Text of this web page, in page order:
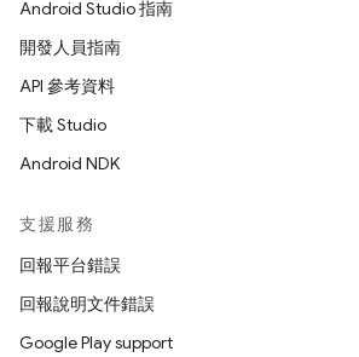
Android Studio 指南
開發人員指南
API 參考資料
下載 Studio
Android NDK
支援服務
回報平台錯誤
回報說明文件錯誤
Google Play support